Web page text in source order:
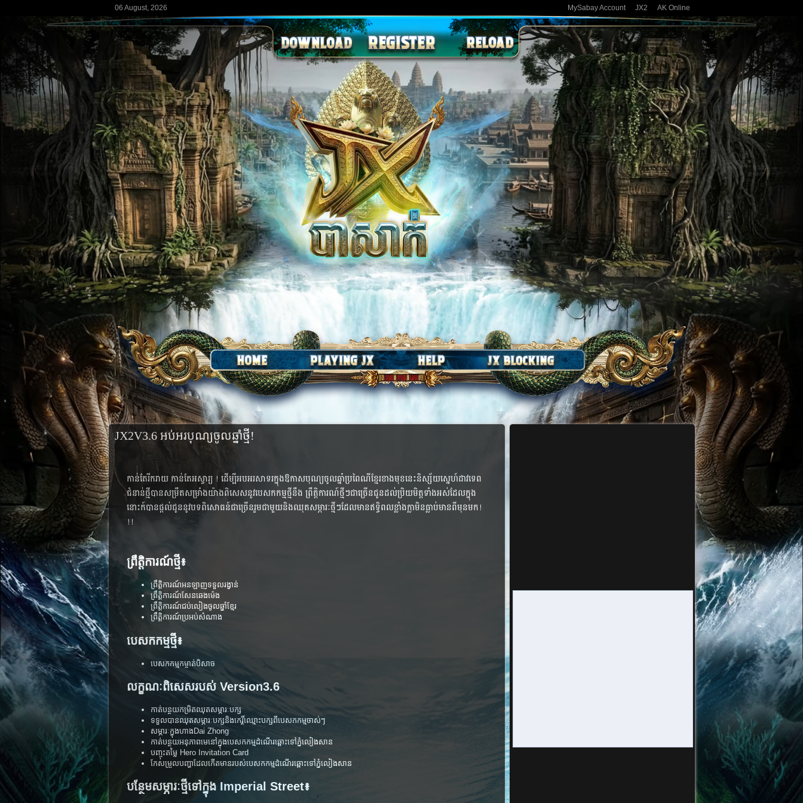
06 August, 2026 MySabay Account JX2 AK Online
JX2V3.6​ អប់អរបុណ្យចូលឆ្នាំថ្មី!
កាន់តែរីករាយ កាន់តែអស្ចារ្យ ! ដើម្បី​អប​អរ​សាទរ​ក្នុង​ឱកាស​បុណ្យ​ចូល​ឆ្នាំ​ប្រពៃ​ណី​ខ្មែរ​ខាង​មុខ​នេះ​និស្ស័យ​ស្នេហ៍​ដាវ​ទេព​​
ជំនាន់​ថ្មី​បាន​សម្រឹត​សម្រាំង​យ៉ាង​ពិសេស​នូវ​បេសក​កម្ម​ថ្មី​នឹង ព្រឹត្តិ​ការណ៍​ថ្មីៗ​ជា​ច្រើន​ជូន​ដល់​ប្រិយ​មិត្ត​ទាំង​អស់​ដែល​ក្នុង
នោះ​ក៍​បាន​ផ្ដល់​ជូន​នូវ​បទ​ពិសោធន៍​ជា​ច្រើន​រួម​ជា​មួយ​និង​ឈុត​សម្ភារៈ​ថ្មីៗ​ដែល​មាន​ឥទ្ធិពល​ខ្លាំងក្លា​មិន​ធ្លាប់​មាន​ពី​មុន​មក​!​
!!​
ព្រឹត្តិការណ៍ថ្មី៖
ព្រឹត្តិការណ៍អនឡាញទទួលរង្វាន់
ព្រឹត្តិការណ៍សែនឆេងម៉េង
ព្រឹត្តិការណ៍ជប់លៀងចូលឆ្នាំខ្មែរ
ព្រឹត្តិការណ៍ប្រអប់សំណាង
បេសកកម្មថ្មី៖
បេសកកម្មកម្ចាត់បិសាច
លក្ខណៈពិសេសរបស់ Version3.6
កាត់បន្ថយកម្រិតឈុតសម្ភារៈបក្ស
ទទួលបានឈុតសម្ភារៈបក្សនិងកេរ្តិ៍ឈ្មោះបក្សពីបេសកកម្មចាស់ៗ
សម្ភារៈក្នុងហាង​Dai Zhong
កាត់បន្ថយអនុភាពមេនៅក្នុងបេសកកម្មដំណើរឆ្ពោះទៅភ្នំលៀងសាន
បញ្ចុះតម្លៃ Hero Invitation Card
កែសម្រួលបញ្ហាដែលកើតមានរបស់បេសកកម្មដំណើរឆ្ពោះទៅភ្នំលៀងសាន
បន្ថែមសម្ភារៈថ្មីទៅក្នុង​ Imperial Street៖